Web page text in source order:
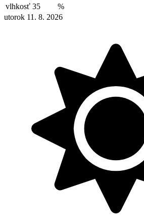
vlhkosť 35
%
utorok 11. 8. 2026